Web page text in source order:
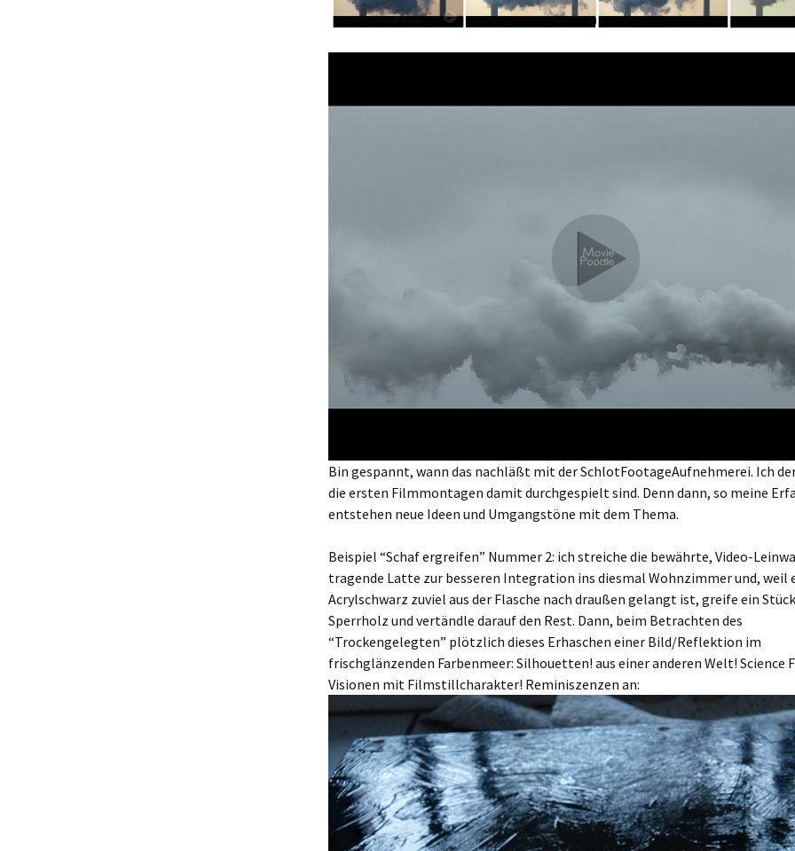
Bin gespannt, wann das nachläßt mit der SchlotFootageAufnehmerei. Ich
die ersten Filmmontagen damit durchgespielt sind. Denn dann, so meine
entstehen neue Ideen und Umgangstöne mit dem Thema.
Beispiel “Schaf ergreifen” Nummer 2: ich streiche die bewährte, Video-
tragende Latte zur besseren Integration ins diesmal Wohnzimmer und, weil
Acrylschwarz zuviel aus der Flasche nach draußen gelangt ist, greife ein
Sperrholz und vertändle darauf den Rest. Dann, beim Betrachten des
“Trockengelegten” plötzlich dieses Erhaschen einer Bild/Reflektion im
frischglänzenden Farbenmeer: Silhouetten! aus einer anderen Welt! Science
Visionen mit Filmstillcharakter! Reminiszenzen an: